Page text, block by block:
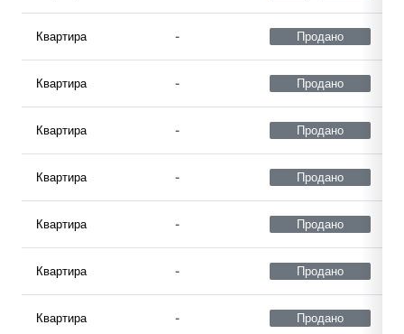
Квартира - Продано
Квартира - Продано
Квартира - Продано
Квартира - Продано
Квартира - Продано
Квартира - Продано
Квартира - Продано